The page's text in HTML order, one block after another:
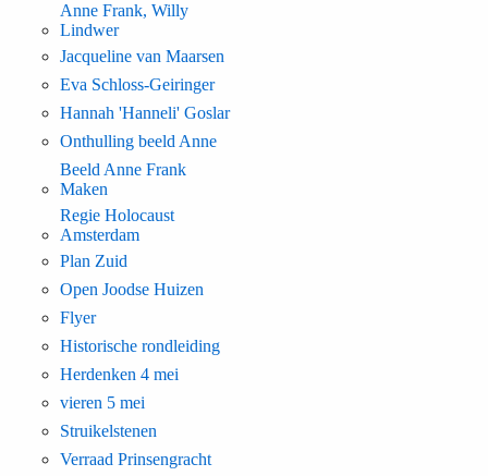
Anne Frank, Willy
Lindwer
Jacqueline van Maarsen
Eva Schloss-Geiringer
Hannah 'Hanneli' Goslar
Onthulling beeld Anne
Beeld Anne Frank
Maken
Regie Holocaust
Amsterdam
Plan Zuid
Open Joodse Huizen
Flyer
Historische rondleiding
Herdenken 4 mei
vieren 5 mei
Struikelstenen
Verraad Prinsengracht